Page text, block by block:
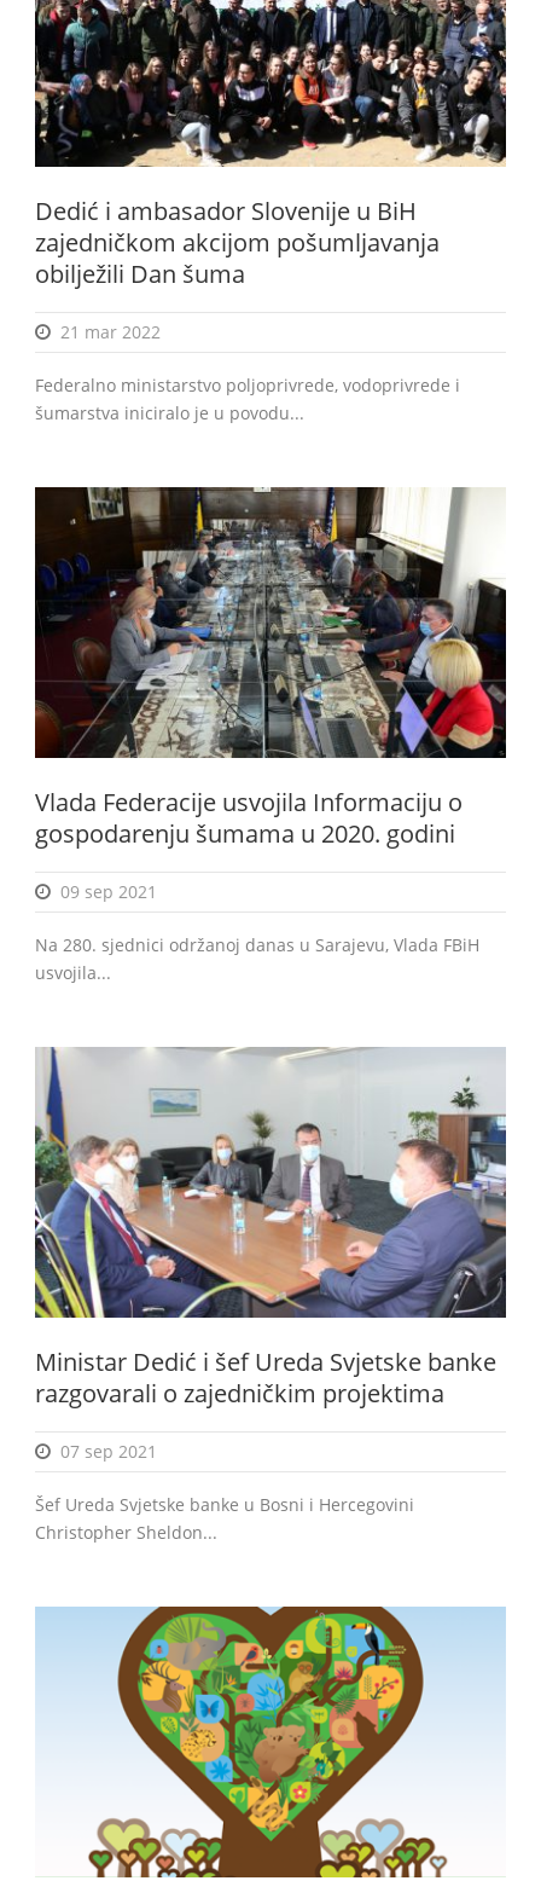
Dedić i ambasador Slovenije u BiH
zajedničkom akcijom pošumljavanja
obilježili Dan šuma
21 mar 2022
Federalno ministarstvo poljoprivrede, vodoprivrede i
šumarstva iniciralo je u povodu...
Vlada Federacije usvojila Informaciju o
gospodarenju šumama u 2020. godini
09 sep 2021
Na 280. sjednici održanoj danas u Sarajevu, Vlada FBiH
usvojila...
Ministar Dedić i šef Ureda Svjetske banke
razgovarali o zajedničkim projektima
07 sep 2021
Šef Ureda Svjetske banke u Bosni i Hercegovini
Christopher Sheldon...